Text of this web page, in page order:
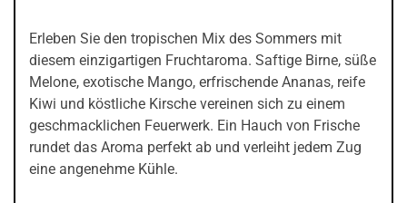
Erleben Sie den tropischen Mix des Sommers mit
diesem einzigartigen Fruchtaroma. Saftige Birne, süße
Melone, exotische Mango, erfrischende Ananas, reife
Kiwi und köstliche Kirsche vereinen sich zu einem
geschmacklichen Feuerwerk. Ein Hauch von Frische
rundet das Aroma perfekt ab und verleiht jedem Zug
eine angenehme Kühle.